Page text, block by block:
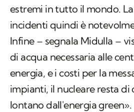
estremi in tutto il mondo.
incidenti quindi è
Infine – segnala Midulla –
di acqua necessaria alle
energia, e i costi per la
impianti, il nucleare resta
lontano dall'energia green».